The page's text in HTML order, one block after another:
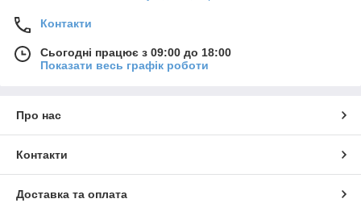
Контакти
Сьогодні працює з 09:00 до 18:00
Показати весь графік роботи
Про нас
Контакти
Доставка та оплата